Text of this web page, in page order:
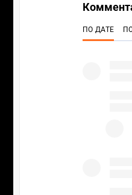
ПО ДАТЕ